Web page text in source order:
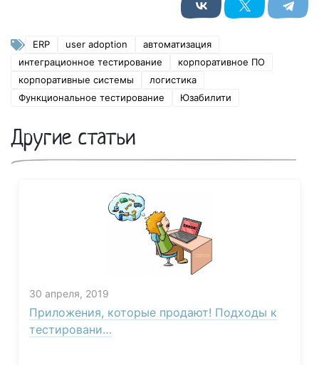
ERP user adoption
автоматизация
интеграционное тестирование
корпоративное ПО
корпоративные системы
логистика
Функциональное тестирование
Юзабилити
Другие статьи
30 апреля, 2019
Приложения, которые продают! Подходы к
тестировани…